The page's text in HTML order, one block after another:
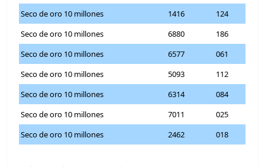
Seco de oro 10 millones
1416
124
Seco de oro 10 millones
6880
186
Seco de oro 10 millones
6577
061
Seco de oro 10 millones
5093
112
Seco de oro 10 millones
6314
084
Seco de oro 10 millones
7011
025
Seco de oro 10 millones
2462 018